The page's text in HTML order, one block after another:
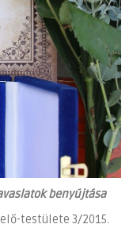
benyújtása
testülete 3/2015.